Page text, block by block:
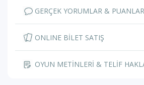
GERÇEK YORUMLAR & PUANLAR
ONLINE BİLET SATIŞ
OYUN METİNLERİ & TELİF